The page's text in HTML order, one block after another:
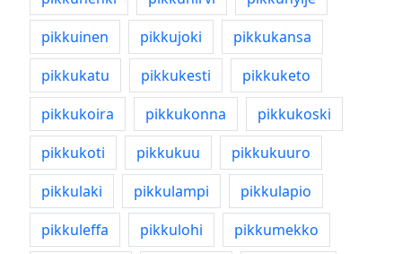
pikkuinen
pikkujoki
pikkukansa
pikkukatu
pikkukesti
pikkuketo
pikkukoira
pikkukonna
pikkukoski
pikkukoti
pikkukuu
pikkukuuro
pikkulaki
pikkulampi
pikkulapio
pikkuleffa
pikkulohi
pikkumekko